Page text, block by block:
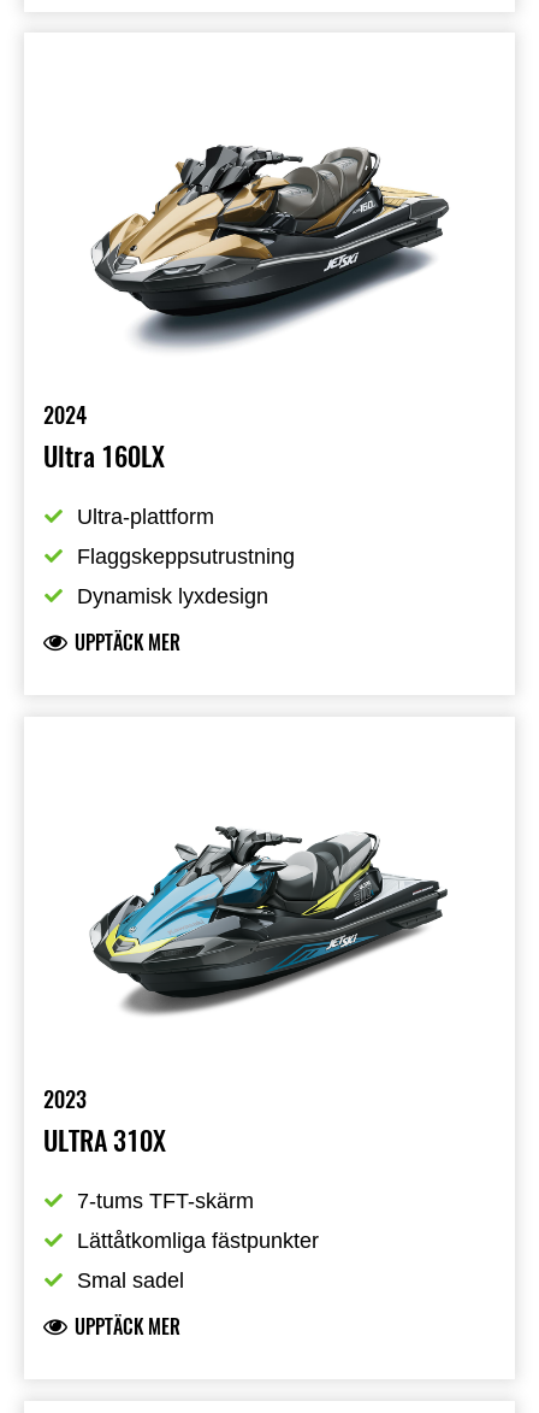
2024
Ultra 160LX
Ultra-plattform
Flaggskeppsutrustning
Dynamisk lyxdesign
UPPTÄCK MER
2023
ULTRA 310X
7-tums TFT-skärm
Lättåtkomliga fästpunkter
Smal sadel
UPPTÄCK MER